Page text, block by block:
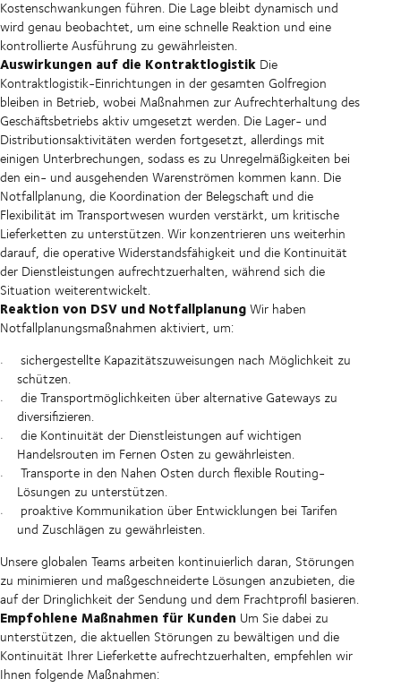
Kostenschwankungen führen. Die Lage bleibt dynamisch und
wird genau beobachtet, um eine schnelle Reaktion und eine
kontrollierte Ausführung zu gewährleisten.
Auswirkungen auf die Kontraktlogistik Die
Kontraktlogistik-Einrichtungen in der gesamten Golfregion
bleiben in Betrieb, wobei Maßnahmen zur Aufrechterhaltung des
Geschäftsbetriebs aktiv umgesetzt werden. Die Lager- und
Distributionsaktivitäten werden fortgesetzt, allerdings mit
einigen Unterbrechungen, sodass es zu Unregelmäßigkeiten bei
den ein- und ausgehenden Warenströmen kommen kann. Die
Notfallplanung, die Koordination der Belegschaft und die
Flexibilität im Transportwesen wurden verstärkt, um kritische
Lieferketten zu unterstützen. Wir konzentrieren uns weiterhin
darauf, die operative Widerstandsfähigkeit und die Kontinuität
der Dienstleistungen aufrechtzuerhalten, während sich die
Situation weiterentwickelt.
Reaktion von DSV und NotfallplanungWir haben
Notfallplanungsmaßnahmen aktiviert, um:
sichergestellte Kapazitätszuweisungen nach Möglichkeit zu
schützen.
die Transportmöglichkeiten über alternative Gateways zu
diversifizieren.
die Kontinuität der Dienstleistungen auf wichtigen
Handelsrouten im Fernen Osten zu gewährleisten.
Transporte in den Nahen Osten durch flexible Routing-
Lösungen zu unterstützen.
proaktive Kommunikation über Entwicklungen bei Tarifen
und Zuschlägen zu gewährleisten.
Unsere globalen Teams arbeiten kontinuierlich daran, Störungen
zu minimieren und maßgeschneiderte Lösungen anzubieten, die
auf der Dringlichkeit der Sendung und dem Frachtprofil basieren.
Empfohlene Maßnahmen für Kunden Um Sie dabei zu
unterstützen, die aktuellen Störungen zu bewältigen und die
Kontinuität Ihrer Lieferkette aufrechtzuerhalten, empfehlen wir
Ihnen folgende Maßnahmen: